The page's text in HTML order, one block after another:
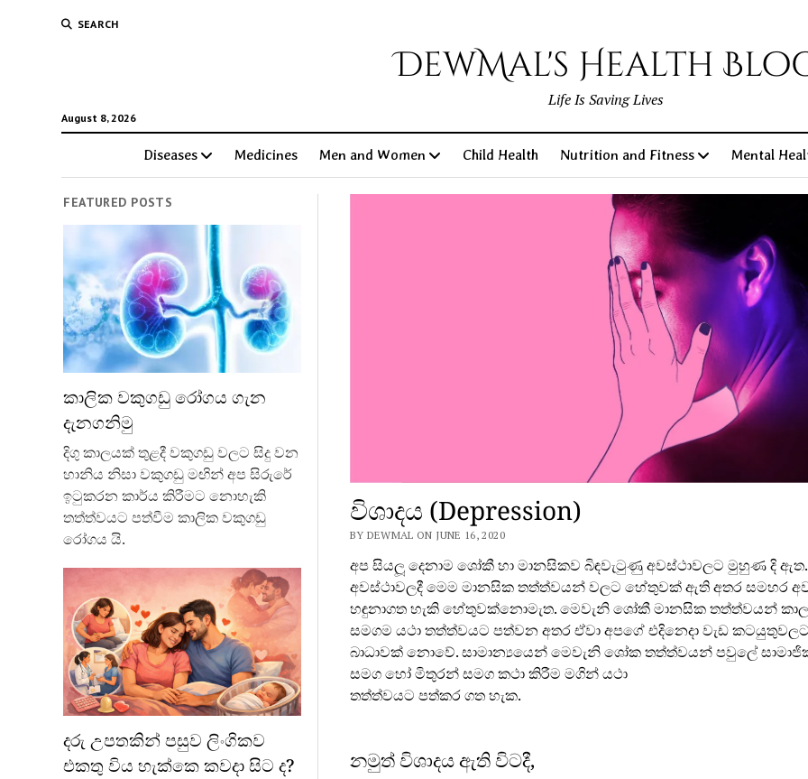
SEARCH
DewMal's Health
August 8, 2026
Life Is Saving Lives
Diseases Medicines Men and Women Child Health Nutrition and Fitness Mental
FEATURED POSTS
කාලික වකුගඩු රෝගය ගැන
දැනගනිමු
දිගු කාලයක් තුළදී වකුගඩු වලට සිදු වන
හානිය නිසා වකුගඩු මඟින් අප සිරුරේ
ඉටුකරන කාර්ය කිරීමට නොහැකි
තත්ත්වයට පත්වීම කාලික වකුගඩු
රෝගය යි.
දරු උපතකින් පසුව ලිංගිකව
එකතු විය හැක්කෙ කවදා සිට ද?
විශාදය (Depression)
BY DEWMAL ON JUNE 16, 2020
අප සියලූ දෙනාම ශෝකී හා මානසිකව බිඳවැටුණු අවස්ථාවලට මුහුණ දි
අවස්ථාවලදී මෙම මානසික තත්ත්වයන් වලට හේතුවක් ඇති අතර සමහර
හඳුනාගත හැකි හේතුවක්නොමැත. මෙවැනි ශෝකී මානසික තත්ත්වයන්
සමගම යථා තත්ත්වයට පත්වන අතර ඒවා අපගේ එදිනෙදා වැඩ කටයුතුවලට
බාධාවක් නොවේ. සාමාන්‍යයෙන් මෙවැනි ශෝක තත්ත්වයන් පවුලේ
සමග හෝ මිතුරන් සමග කථා කිරීම මගින් යථා
තත්ත්වයට පත්කර ගත හැක.
නමුත් විශාදය ඇති විටදී,